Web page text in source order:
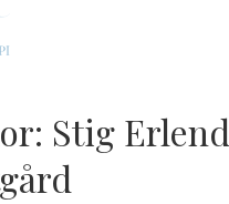
Stig Erlend